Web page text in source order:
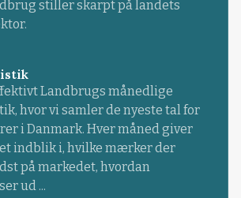
stiller skarpt på landets
Landbrugs månedlige
hvor vi samler de nyeste tal for
i Danmark. Hver måned giver
indblik i, hvilke mærker der
på markedet, hvordan
ud ...